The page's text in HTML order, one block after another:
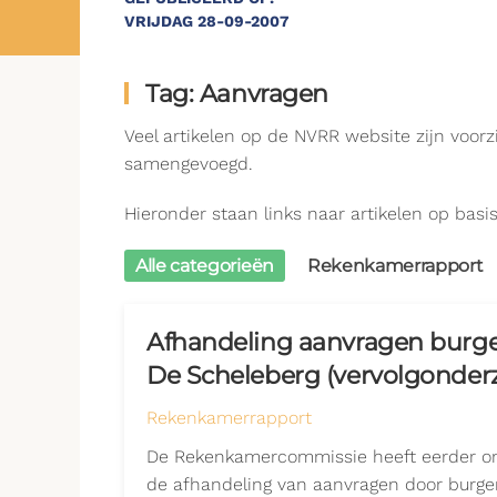
VRIJDAG 28-09-2007
Tag: Aanvragen
Veel artikelen op de NVRR website zijn
samengevoegd.
Hieronder staan links naar artikelen op basis
Alle categorieën Rekenkamerrapport
Afhandeling aanvragen
De Scheleberg
Rekenkamerrapport
De Rekenkamercommissie heeft eerder
de afhandeling van aanvragen door